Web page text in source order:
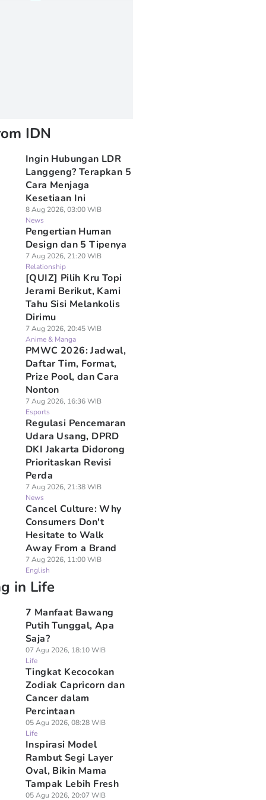
IDN
Ingin Hubungan LDR
Langgeng? Terapkan 5
Cara Menjaga
Kesetiaan Ini
8 Aug 2026, 03:00 WIB
News
Pengertian Human
Design dan 5 Tipenya
7 Aug 2026, 21:20 WIB
Relationship
[QUIZ] Pilih Kru Topi
Jerami Berikut, Kami
Tahu Sisi Melankolis
Dirimu
7 Aug 2026, 20:45 WIB
Anime & Manga
PMWC 2026: Jadwal,
Daftar Tim, Format,
Prize Pool, dan Cara
Nonton
7 Aug 2026, 16:36 WIB
Esports
Regulasi Pencemaran
Udara Usang, DPRD
DKI Jakarta Didorong
Prioritaskan Revisi
Perda
7 Aug 2026, 21:38 WIB
News
Cancel Culture: Why
Consumers Don't
Hesitate to Walk
Away From a Brand
7 Aug 2026, 11:00 WIB
English
in Life
7 Manfaat Bawang
Putih Tunggal, Apa
Saja?
07 Agu 2026, 18:10 WIB
Life
Tingkat Kecocokan
Zodiak Capricorn dan
Cancer dalam
Percintaan
05 Agu 2026, 08:28 WIB
Life
Inspirasi Model
Rambut Segi Layer
Oval, Bikin Mama
Tampak Lebih Fresh
05 Agu 2026, 20:07 WIB